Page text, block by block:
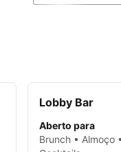
Lobby Bar
Aberto para
Brunch • Almoço